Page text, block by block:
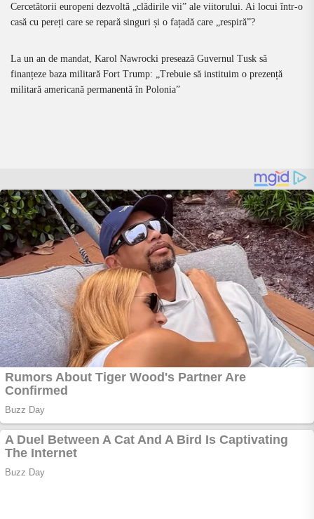
Cercetătorii europeni dezvoltă „clădirile vii” ale viitorului. Ai locui într-o
casă cu pereți care se repară singuri și o fațadă care „respiră”?
La un an de mandat, Karol Nawrocki presează Guvernul Tusk să
finanțeze baza militară Fort Trump: „Trebuie să instituim o prezență
militară americană permanentă în Polonia”